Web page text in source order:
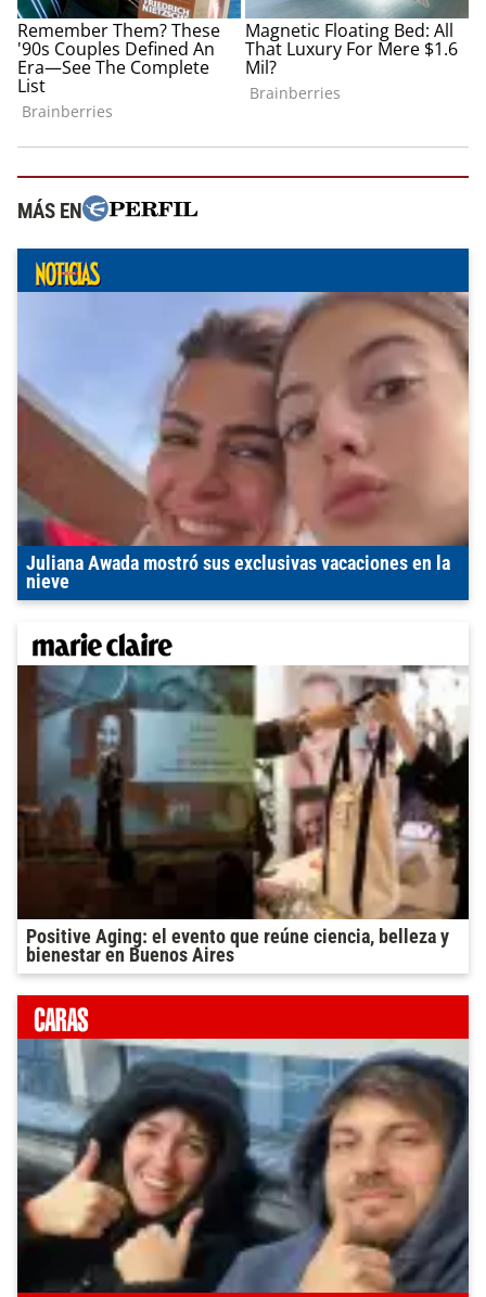
MÁS EN
Juliana Awada mostró sus exclusivas vacaciones en la
nieve
Positive Aging: el evento que reúne ciencia, belleza y
bienestar en Buenos Aires